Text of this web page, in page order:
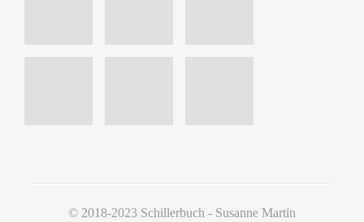
© 2018-2023 Schillerbuch - Susanne Martin